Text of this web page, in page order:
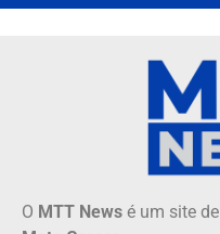
O MTT News é um site de